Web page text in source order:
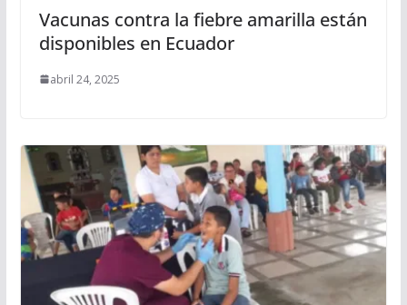
Vacunas contra la fiebre amarilla están
disponibles en Ecuador
abril 24, 2025